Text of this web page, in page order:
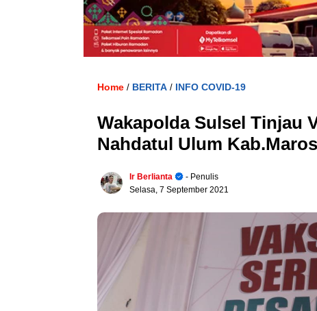
Home / BERITA / INFO COVID-19
Wakapolda Sulsel Tinjau
Nahdatul Ulum Kab.Maros
Ir Berlianta
- Penulis
Selasa, 7 September 2021